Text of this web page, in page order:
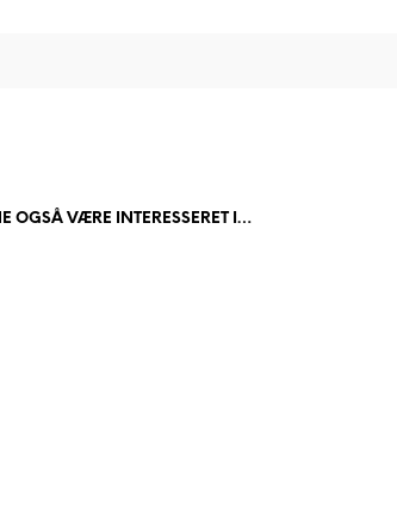
OGSÅ VÆRE INTERESSERET I…